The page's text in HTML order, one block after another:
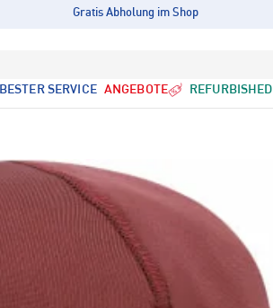
Gratis Abholung im Shop
BESTER SERVICE ANGEBOTE REFURBISHED